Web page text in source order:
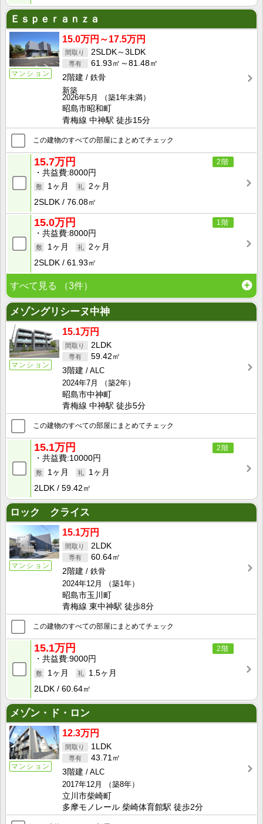
Ｅｓｐｅｒａｎｚａ
マンション
15.0万円～17.5万円
2SLDK～3LDK
61.93㎡～81.48㎡
2階建
鉄骨
新築
2026年5月
（築1年未満）
昭島市昭和町
青梅線 中神駅 徒歩15分
この建物のすべての部屋にまとめてチェック
2階
15.7万円
共益費 8000円
1ヶ月
2ヶ月
2SLDK
76.08㎡
1階
15.0万円
共益費 8000円
1ヶ月
2ヶ月
2SLDK
61.93㎡
すべて見る （3件）
メゾングリシーヌ中神
マンション
15.1万円
2LDK
59.42㎡
3階建
ALC
2024年7月
（築2年）
昭島市中神町
青梅線 中神駅 徒歩5分
この建物のすべての部屋にまとめてチェック
2階
15.1万円
共益費 10000円
1ヶ月
1ヶ月
2LDK
59.42㎡
ロック クライス
マンション
15.1万円
2LDK
60.64㎡
2階建
鉄骨
2024年12月
（築1年）
昭島市玉川町
青梅線 東中神駅 徒歩8分
この建物のすべての部屋にまとめてチェック
2階
15.1万円
共益費 9000円
1ヶ月
1.5ヶ月
2LDK
60.64㎡
メゾン・ド・ロン
マンション
12.3万円
1LDK
43.71㎡
3階建
ALC
2017年12月
（築8年）
立川市柴崎町
多摩モノレール 柴崎体育館駅 徒歩2分